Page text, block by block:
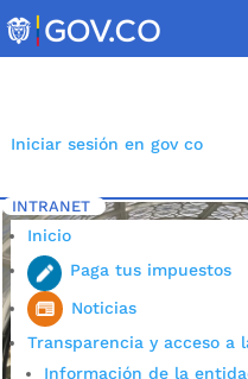
to
content
Iniciar sesión en gov co
INTRANET
Inicio
Paga tus impuestos
Noticias
Transparencia y acceso a
Información de la
Inicio 5 Etiqueta: Puente